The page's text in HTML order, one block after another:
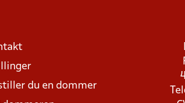
du en dommer